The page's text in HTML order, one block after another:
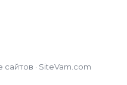
· SiteVam.com